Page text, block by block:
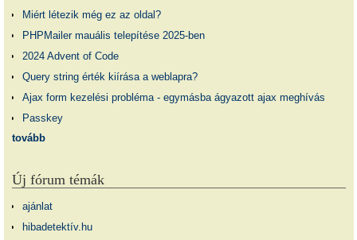
Miért létezik még ez az oldal?
PHPMailer mauális telepítése 2025-ben
2024 Advent of Code
Query string érték kiírása a weblapra?
Ajax form kezelési probléma - egymásba ágyazott ajax meghívás
Passkey
tovább
Új fórum témák
ajánlat
hibadetektív.hu